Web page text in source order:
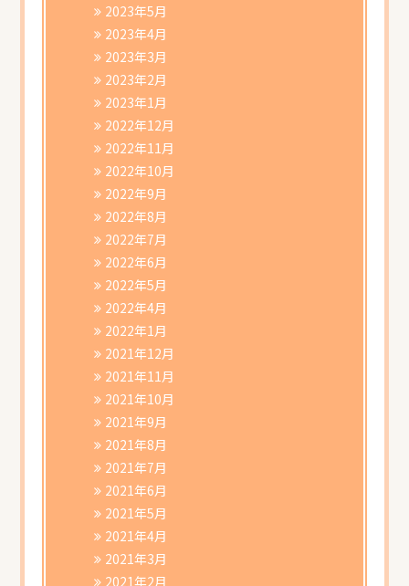
2023年5月
2023年4月
2023年3月
2023年2月
2023年1月
2022年12月
2022年11月
2022年10月
2022年9月
2022年8月
2022年7月
2022年6月
2022年5月
2022年4月
2022年1月
2021年12月
2021年11月
2021年10月
2021年9月
2021年8月
2021年7月
2021年6月
2021年5月
2021年4月
2021年3月
2021年2月